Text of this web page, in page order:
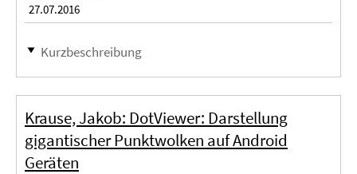
27.07.2016
Kurzbeschreibung
Krause, Jakob: DotViewer: Darstellung
gigantischer Punktwolken auf Android
Geräten